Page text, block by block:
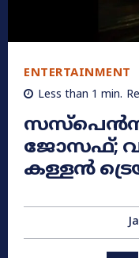
ENTERTAINMENT
Less than 1 min.
സസ്പെൻസ്
ജോസഫ്;
കള്ളൻ